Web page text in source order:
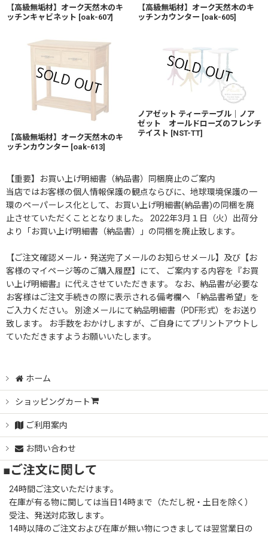
【高級無垢材】オーク天然木のキ
ッチンキャビネット [oak-607]
【高級無垢材】オーク天然木のキ
ッチンカウンター [oak-605]
【高級無垢材】オーク天然木のキ
ッチンカウンター [oak-613]
ノアゼット ティーテーブル｜ノア
ゼット オールドローズのフレンチ
テイスト [NST-TT]
【重要】お買い上げ明細書（納品書）同梱廃止のご案内
当店ではお客様の個人情報保護の観点ならびに、地球環境保護の一
環のペーパーレス化として、お買い上げ明細書(納品書)の同梱を廃
止させていただくこととなりました。 2022年3月１日（火）出荷分
より「お買い上げ明細書（納品書）」の同梱を廃止致します。
【ご注文確認メール・発送完了メールのお知らせメール】及び【お
客様のマイページ等のご購入履歴】にて、 ご案内する内容を『お買
い上げ明細書』に代えさせていただきます。 なお、納品書が必要な
お客様はご注文手続きの際に表示される備考欄へ 「納品書希望」を
ご入力ください。 別途メールにて納品明細書（PDF形式）をお送り
致します。 お手数をおかけしますが、ご自身にてプリントアウトし
ていただきますようお願いいたします。
ホーム
ショッピングカート
ご利用案内
お問い合わせ
■ご注文に関して
24時間ご注文いただけます。
在庫が有る物に関しては当日14時まで（ただし祝・土日を除く）
受注、発送対応致します。
14時以降のご注文および在庫が無い物につきましては翌営業日の